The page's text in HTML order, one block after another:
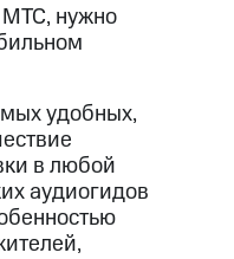
МТС, нужно
удобных,
в любой
аудиогидов